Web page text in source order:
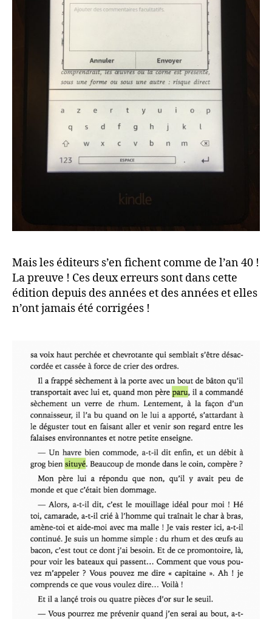
Mais les éditeurs s’en fichent comme de l’an 40 !
La preuve ! Ces deux erreurs sont dans cette
édition depuis des années et des années et elles
n’ont jamais été corrigées !